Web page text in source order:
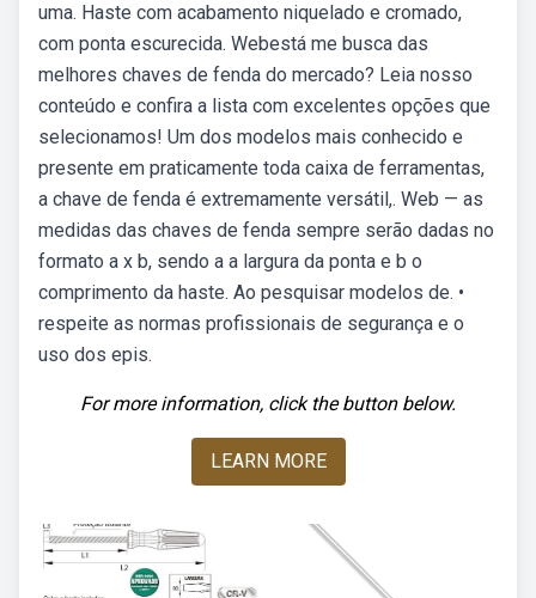
uma. Haste com acabamento niquelado e cromado,
com ponta escurecida. Webestá me busca das
melhores chaves de fenda do mercado? Leia nosso
conteúdo e confira a lista com excelentes opções que
selecionamos! Um dos modelos mais conhecido e
presente em praticamente toda caixa de ferramentas,
a chave de fenda é extremamente versátil,. Web — as
medidas das chaves de fenda sempre serão dadas no
formato a x b, sendo a a largura da ponta e b o
comprimento da haste. Ao pesquisar modelos de. •
respeite as normas profissionais de segurança e o
uso dos epis.
For more information, click the button below.
LEARN MORE